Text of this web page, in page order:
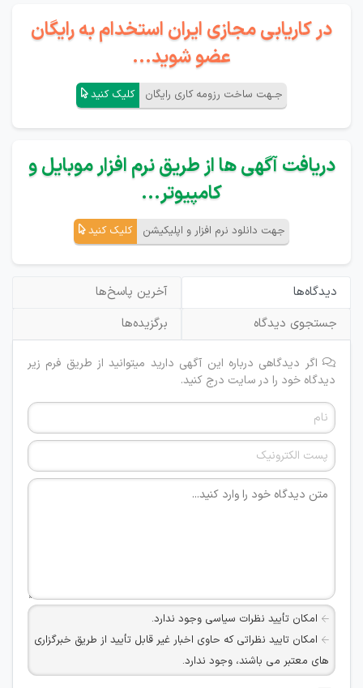
در کاریابی مجازی ایران استخدام به رایگان
عضو شوید...
جـهت ساخت رزومه کاری رایگان کلیک کنید
دریافت آگهی ها از طریق نرم افزار موبایل و
کامپیوتر...
جهت دانلود نرم افزار و اپلیکیشن کلیک کنید
دیدگاه‌ها
آخرین پاسخ‌ها
جستجوی دیدگاه
برگزیده‌ها
اگر دیدگاهی درباره این آگهی دارید میتوانید از طریق فرم زیر
دیدگاه خود را در سایت درج کنید.
امکان تأیید نظرات سیاسی وجود ندارد.
امکان تایید نظراتی که حاوی اخبار غیر قابل تأیید از طریق خبرگزاری
های معتبر می باشند، وجود ندارد.